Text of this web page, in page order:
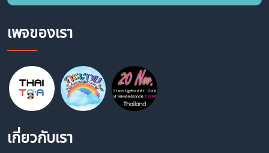
เพจของเรา
เกี่ยวกับเรา